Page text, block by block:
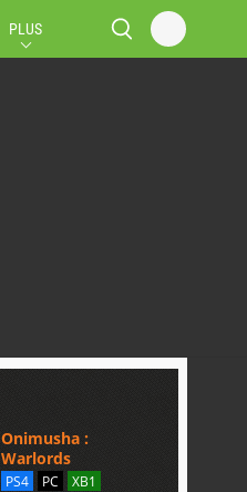
PLUS
Onimusha :
Warlords
PS4 PC
XB1